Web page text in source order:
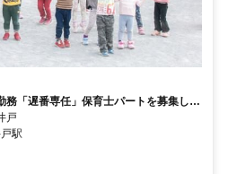
「遅番専任」保育士パートを募集しま
戸
駅